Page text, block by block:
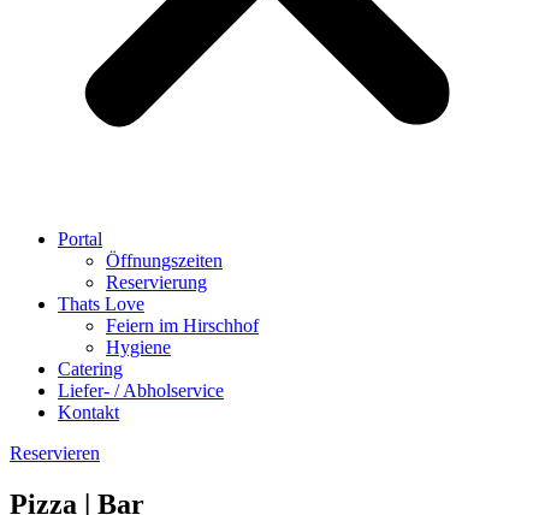
Portal
Öffnungszeiten
Reservierung
Thats Love
Feiern im Hirschhof
Hygiene
Catering
Liefer- / Abholservice
Kontakt
Reservieren
Pizza | Bar